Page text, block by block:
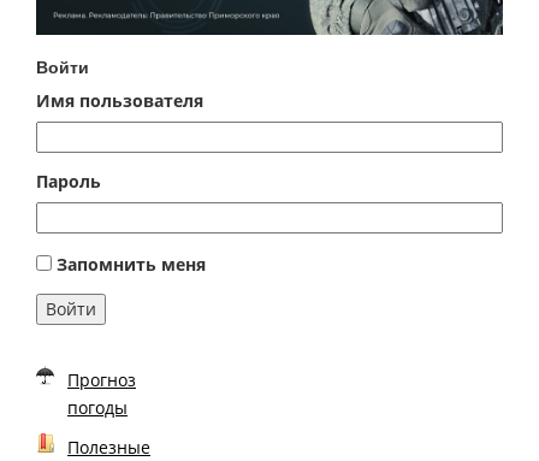
Войти
Имя пользователя
Пароль
Запомнить меня
Войти
Прогноз
погоды
Полезные